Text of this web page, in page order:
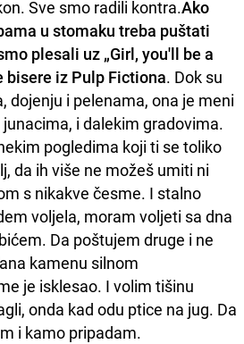
Sve smo radili kontra.Ako
u stomaku treba puštati
plesali uz „Girl, you'll be a
bisere iz Pulp Fictiona. Dok su
dojenju i pelenama, ona je meni
i dalekim gradovima.
pogledima koji ti se toliko
da ih više ne možeš umiti ni
s nikakve česme. I stalno
voljela, moram voljeti sa dna
Da poštujem druge i ne
kamenu silnom
je isklesao. I volim tišinu
onda kad odu ptice na jug. Da
i kamo pripadam.